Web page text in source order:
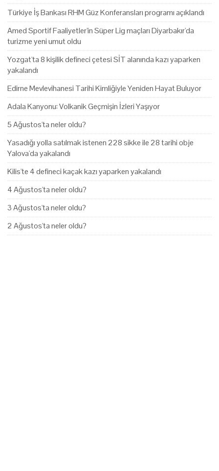
Türkiye İş Bankası RHM Güz Konferansları programı açıklandı
Amed Sportif Faaliyetler'in Süper Lig maçları Diyarbakır'da
turizme yeni umut oldu
Yozgat'ta 8 kişilik defineci çetesi SİT alanında kazı yaparken
yakalandı
Edirne Mevlevihanesi Tarihi Kimliğiyle Yeniden Hayat Buluyor
Adala Kanyonu: Volkanik Geçmişin İzleri Yaşıyor
5 Ağustos'ta neler oldu?
Yasadığı yolla satılmak istenen 228 sikke ile 28 tarihi obje
Yalova'da yakalandı
Kilis'te 4 defineci kaçak kazı yaparken yakalandı
4 Ağustos'ta neler oldu?
3 Ağustos'ta neler oldu?
2 Ağustos'ta neler oldu?